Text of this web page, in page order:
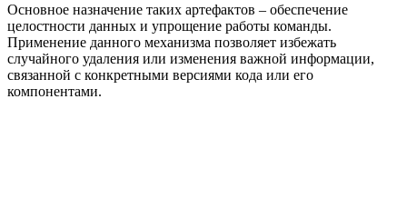
Основное назначение таких артефактов – обеспечение
целостности данных и упрощение работы команды.
Применение данного механизма позволяет избежать
случайного удаления или изменения важной информации,
связанной с конкретными версиями кода или его
компонентами.